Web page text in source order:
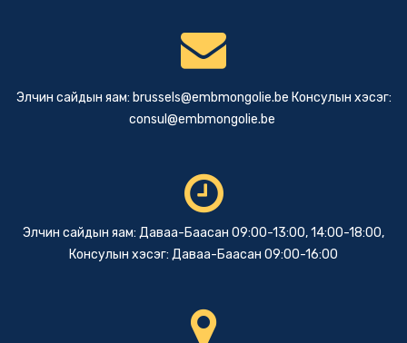
Элчин сайдын яам: brussels@embmongolie.be Консулын хэсэг:
consul@embmongolie.be
Элчин сайдын яам: Даваа-Баасан 09:00-13:00, 14:00-18:00,
Консулын хэсэг: Даваа-Баасан 09:00-16:00